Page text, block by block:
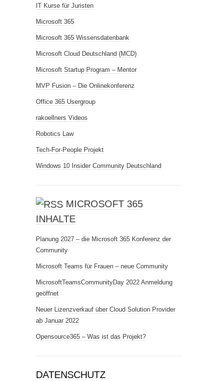
IT Kurse für Juristen
Microsoft 365
Microsoft 365 Wissensdatenbank
Microsoft Cloud Deutschland (MCD)
Microsoft Startup Program – Mentor
MVP Fusion – Die Onlinekonferenz
Office 365 Usergroup
rakoellners Videos
Robotics Law
Tech-For-People Projekt
Windows 10 Insider Community Deutschland
MICROSOFT 365
INHALTE
Planung 2027 – die Microsoft 365 Konferenz der
Community
Microsoft Teams für Frauen – neue Community
MicrosoftTeamsCommunityDay 2022 Anmeldung
geöffnet
Neuer Lizenzverkauf über Cloud Solution Provider
ab Januar 2022
Opensource365 – Was ist das Projekt?
DATENSCHUTZ